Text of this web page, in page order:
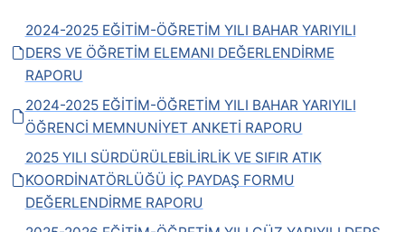
2024-2025 EĞİTİM-ÖĞRETİM YILI BAHAR YARIYILI
DERS VE ÖĞRETİM ELEMANI DEĞERLENDİRME
RAPORU
2024-2025 EĞİTİM-ÖĞRETİM YILI BAHAR YARIYILI
ÖĞRENCİ MEMNUNİYET ANKETİ RAPORU
2025 YILI SÜRDÜRÜLEBİLİRLİK VE SIFIR ATIK
KOORDİNATÖRLÜĞÜ İÇ PAYDAŞ FORMU
DEĞERLENDİRME RAPORU